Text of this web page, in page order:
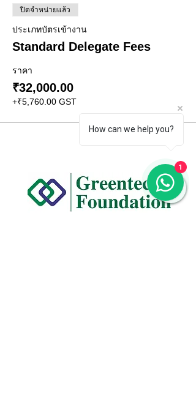
ปิดจำหน่ายแล้ว
ประเภทบัตรเข้างาน
Standard Delegate Fees
ราคา
₹32,000.00
+₹5,760.00 GST
How can we help you?
1